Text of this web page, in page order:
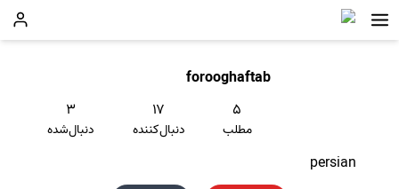
forooghaftab
۵
مطلب
۱۷
دنبال‌کننده
۳
دنبال‌شده
persian